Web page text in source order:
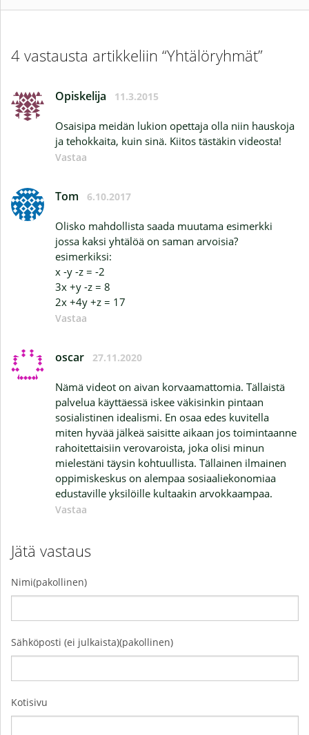
4 vastausta artikkeliin “Yhtälöryhmät”
Opiskelija 11.3.2015
Osaisipa meidän lukion opettaja olla niin hauskoja
ja tehokkaita, kuin sinä. Kiitos tästäkin videosta!
Vastaa
Tom 6.10.2017
Olisko mahdollista saada muutama esimerkki
jossa kaksi yhtälöä on saman arvoisia?
esimerkiksi:
x -y -z = -2
3x +y -z = 8
2x +4y +z = 17
Vastaa
oscar 27.11.2020
Nämä videot on aivan korvaamattomia. Tällaistä
palvelua käyttäessä iskee väkisinkin pintaan
sosialistinen idealismi. En osaa edes kuvitella
miten hyvää jälkeä saisitte aikaan jos toimintaanne
rahoitettaisiin verovaroista, joka olisi minun
mielestäni täysin kohtuullista. Tällainen ilmainen
oppimiskeskus on alempaa sosiaaliekonomiaa
edustaville yksilöille kultaakin arvokkaampaa.
Vastaa
Jätä vastaus
Nimi(pakollinen)
Sähköposti (ei julkaista)(pakollinen)
Kotisivu